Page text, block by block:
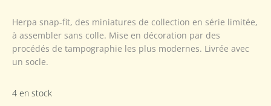
Herpa snap-fit, des miniatures de collection en série limitée,
à assembler sans colle. Mise en décoration par des
procédés de tampographie les plus modernes. Livrée avec
un socle.
4 en stock